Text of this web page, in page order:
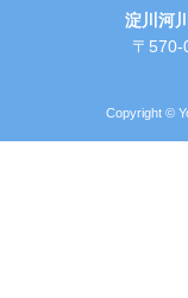
淀川河
〒570-
Copyright ©